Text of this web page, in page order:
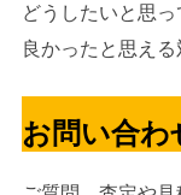
どうしたいと思
良かったと思える
お問い合わ